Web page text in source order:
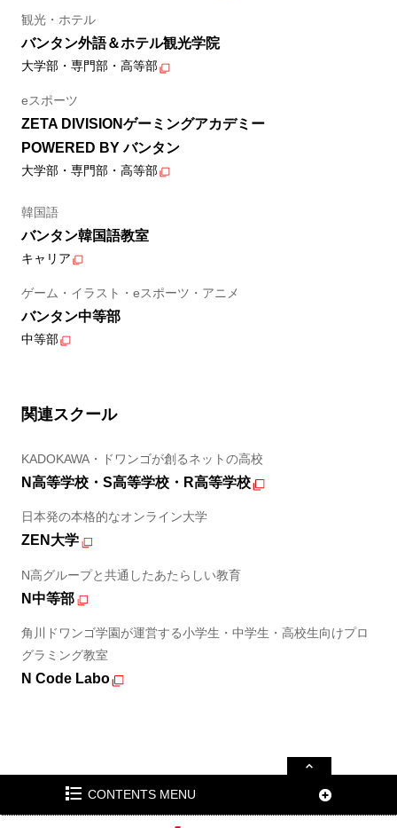
観光・ホテル
バンタン外語＆ホテル観光学院
大学部・専門部・高等部
eスポーツ
ZETA DIVISIONゲーミングアカデミー
POWERED BY バンタン
大学部・専門部・高等部
韓国語
バンタン韓国語教室
キャリア
ゲーム・イラスト・eスポーツ・アニメ
バンタン中等部
中等部
関連スクール
KADOKAWA・ドワンゴが創るネットの高校
N高等学校・S高等学校・R高等学校
日本発の本格的なオンライン大学
ZEN大学
N高グループと共通したあたらしい教育
N中等部
角川ドワンゴ学園が運営する小学生・中学生・高校生向けプロ
グラミング教室
N Code Labo
CONTENTS MENU